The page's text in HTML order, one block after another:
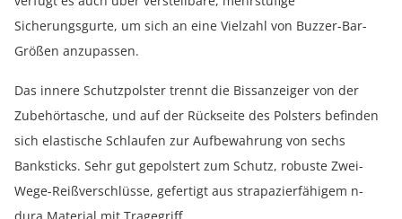
Sicherungsgurte, um sich an eine Vielzahl von Buzzer-Bar-
Größen anzupassen.
Das innere Schutzpolster trennt die Bissanzeiger von der
Zubehörtasche, und auf der Rückseite des Polsters befinden
sich elastische Schlaufen zur Aufbewahrung von sechs
Banksticks. Sehr gut gepolstert zum Schutz, robuste Zwei-
Wege-Reißverschlüsse, gefertigt aus strapazierfähigem n-